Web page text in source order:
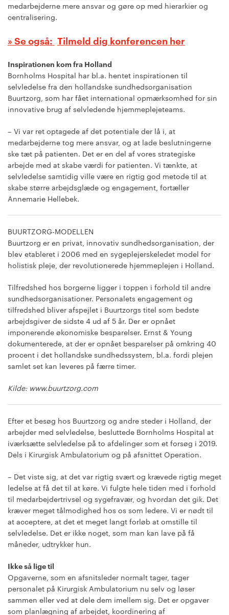
medarbejderne mere ansvar og gøre op med hierarkier og
centralisering.
Tilmeld dig konferencen her
Inspirationen kom fra Holland
Bornholms Hospital har bl.a. hentet inspirationen til
selvledelse fra den hollandske sundhedsorganisation
Buurtzorg, som har fået international opmærksomhed for sin
innovative brug af selvledende hjemmeplejeteams.
– Vi var ret optagede af det potentiale der lå i, at
medarbejderne tog mere ansvar, og at lade beslutningerne
ske tæt på patienten. Det er en del af vores strategiske
arbejde med at skabe værdi for patienten. Vi tænkte, at
selvledelse samtidig ville være en rigtig god metode til at
skabe større arbejdsglæde og engagement, fortæller
Annemarie Hellebek.
BUURTZORG-MODELLEN
Buurtzorg er en privat, innovativ sundhedsorganisation, der
blev etableret i 2006 med en sygeplejerskeledet model for
holistisk pleje, der revolutionerede hjemmeplejen i Holland.
Tilfredshed hos borgerne ligger i toppen i forhold til andre
sundhedsorganisationer. Personalets engagement og
tilfredshed bliver afspejlet i Buurtzorgs titel som bedste
arbejdsgiver de sidste 4 ud af 5 år. Der er opnået
imponerende økonomiske besparelser. Ernst & Young
dokumenterede, at der er opnået besparelser på omkring 40
procent i det hollandske sundhedssystem, bl.a. fordi plejen
samlet set kan leveres på færre timer.
Kilde: www.buurtzorg.com
Efter et besøg hos Buurtzorg og andre steder i Holland, der
arbejder med selvledelse, besluttede Bornholms Hospital at
iværksætte selvledelse på to afdelinger som et forsøg i 2019.
Dels i Kirurgisk Ambulatorium og på afsnittet Operation.
– Det viste sig, at det var rigtig svært og krævede rigtig meget
ledelse at få det til at køre. Vi fulgte hele tiden med i forhold
til medarbejdertrivsel og sygefravær, og hvordan det gik. Det
kræver meget tålmodighed hos os som ledere. Vi er nødt til
at acceptere, at det et meget langt forløb at omstille til
selvledelse. Det er ikke noget, som man kan lave på få
måneder, udtrykker hun.
Ikke så lige til
Opgaverne, som en afsnitsleder normalt tager, tager
personalet på Kirurgisk Ambulatorium nu selv og løser
sammen eller ved at dele dem imellem sig. Det er opgaver
som planlægning af arbejdet, koordinering af